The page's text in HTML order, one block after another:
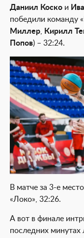
Даниил Коско и
победили команду
Миллер
Кирилл
Попов) – 32:24.
В матче за 3-е
«Локо», 32:26.
А вот в финале
последних минутах